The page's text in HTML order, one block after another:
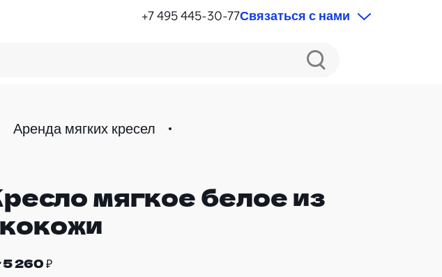
+7 495 445-30-77Связаться с нами
Аренда мягких кресел
мягкое белое из
260 ₽